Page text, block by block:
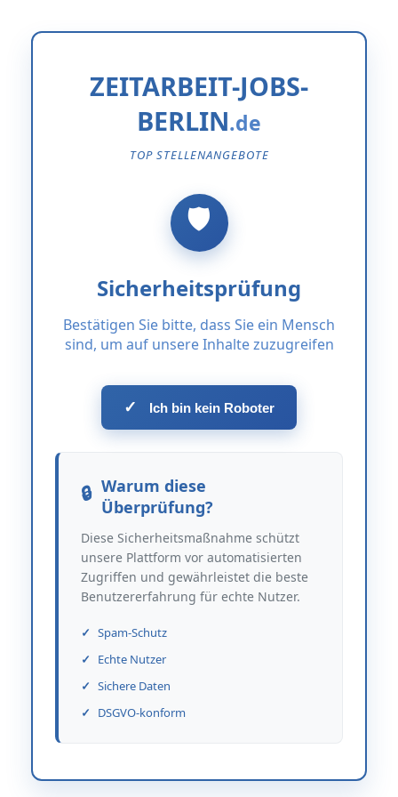
ZEITARBEIT-JOBS-
BERLIN
TOP STELLENANGEBOTE
Sicherheitsprüfung
Bestätigen Sie bitte, dass Sie ein Mensch
sind, um auf unsere Inhalte zuzugreifen
✓ Ich bin kein Roboter
Warum diese
Überprüfung?
Diese Sicherheitsmaßnahme schützt
unsere Plattform vor automatisierten
Zugriffen und gewährleistet die beste
Benutzererfahrung für echte Nutzer.
Spam-Schutz
Echte Nutzer
Sichere Daten
DSGVO-konform